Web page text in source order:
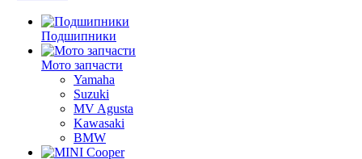
Подшипники
Мото запчасти
Yamaha
Suzuki
MV Agusta
Kawasaki
BMW